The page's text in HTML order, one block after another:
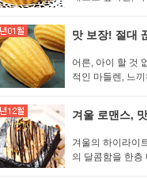
맛 보장! 절대
어른, 아이 할 것
적인 마들렌, 느
겨울 로맨스,
겨울의 하이라이
의 달콤함을 한층